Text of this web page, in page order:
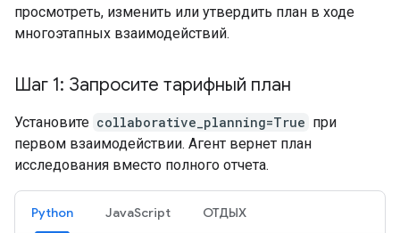
просмотреть, изменить или утвердить план в ходе
многоэтапных взаимодействий.
Шаг 1: Запросите тарифный план
Установите collaborative_planning=True при
первом взаимодействии. Агент вернет план
исследования вместо полного отчета.
Python JavaScript ОТДЫХ